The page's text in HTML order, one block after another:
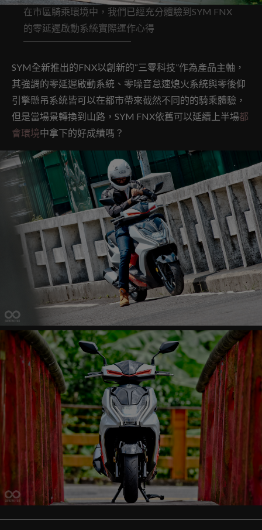
在市區騎乘環境中，我們已經充分體驗到SYM FNX
的零延遲啟動系統實際運作心得
SYM全新推出的FNX以創新的“三零科技”作為產品主軸，
其強調的零延遲啟動系統、零噪音怠速熄火系統與零後仰
引擎懸吊系統皆可以在都市帶來截然不同的的騎乘體驗，
但是當場景轉換到山路，SYM FNX依舊可以延續上半場都
會環境中拿下的好成績嗎？